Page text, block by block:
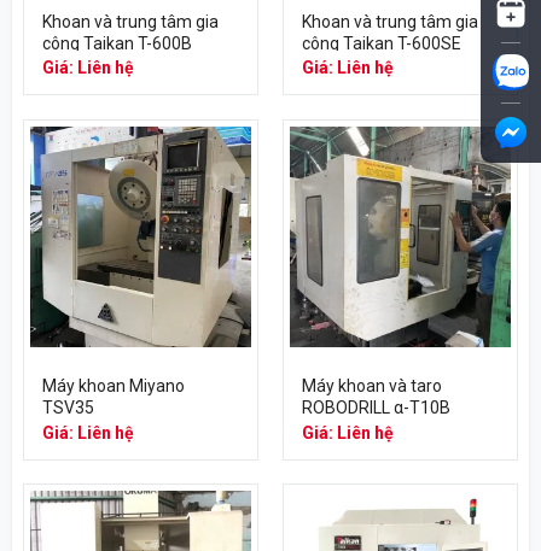
Khoan và trung tâm gia
công Taikan T-600B
Giá: Liên hệ
Khoan và trung tâm gia
công Taikan T-600SE
Giá: Liên hệ
Máy khoan Miyano
TSV35
Giá: Liên hệ
Máy khoan và taro
ROBODRILL α-T10B
Giá: Liên hệ